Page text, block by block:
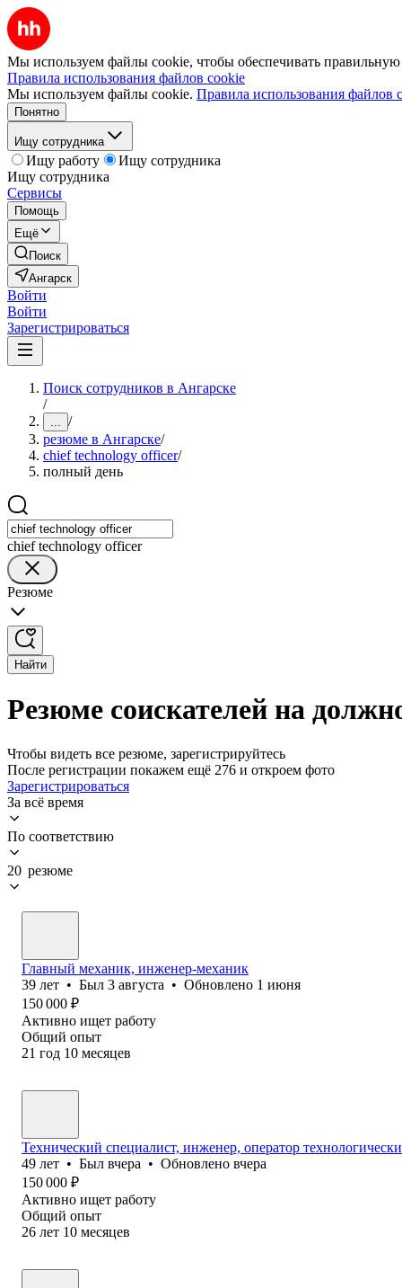
Мы используем файлы cookie, чтобы обеспечивать правильную
Правила использования файлов cookie
Мы используем файлы cookie. Правила использования файлов
Понятно
Ищу сотрудника
Ищу работу
Ищу сотрудника
Ищу сотрудника
Сервисы
Помощь
Ещё
Поиск
Ангарск
Войти
Войти
Зарегистрироваться
Поиск сотрудников в Ангарске
/
... /
резюме в Ангарске/
chief technology officer/
полный день
chief technology officer
Резюме
Найти
Резюме соискателей на
Чтобы видеть все резюме, зарегистрируйтесь
После регистрации покажем ещё 276 и откроем фото
Зарегистрироваться
За всё время
По соответствию
20 резюме
Главный механик, инженер-механик
39 лет • Был 3 августа • Обновлено 1 июня
150 000 ₽
Активно ищет работу
Общий опыт
21 год 10 месяцев
Технический специалист, инженер, оператор
49 лет • Был вчера • Обновлено вчера
150 000 ₽
Активно ищет работу
Общий опыт
26 лет 10 месяцев